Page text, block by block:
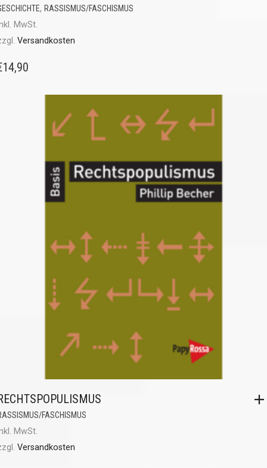
, RASSISMUS/FASCHISMUS
MwSt.
Versandkosten
14,90
FASCHISMUS
MwSt.
Versandkosten